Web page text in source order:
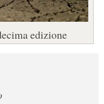
edizione